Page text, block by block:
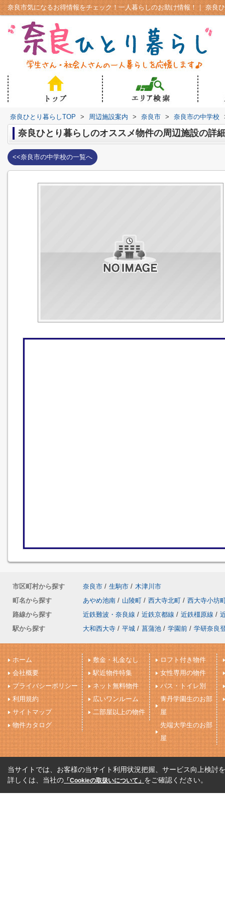
奈良ひとり暮らしTOP > 周辺施設案内 > 奈良市 > 奈良市の中学校
奈良ひとり暮らしのオススメ物件の周辺施設の詳
<<奈良市の中学校の一覧へ
市区町村から探す 奈良市 / 生駒市 / 木津川市
町名から探す
あやめ池南 / 山陵町 / 西大寺北町 / 西大寺小坊
路線から探す
近鉄難波・奈良線 / 近鉄京都線 / 近鉄橿原線 /
駅から探す
大和西大寺 / 平城 / 菖蒲池 / 学園前 / 学研奈良
ホーム
会社概要
プライバシーポリシー
利用規約
サイトマップ
物件カタログ
敷金・礼金なし
駅近物件特集
ネット無料物件
広いワンルーム
二部屋以上の物件
ロフト付き物件
女性専用の物件
バス・トイレ別
青丹学園生のお部
屋
先端大学生のお部
屋
当サイトでは、お客様の当サイト利用状況把握、サービス向上検討
詳しくは、当社の 「Cookieの取扱いについて」 をご確認ください。